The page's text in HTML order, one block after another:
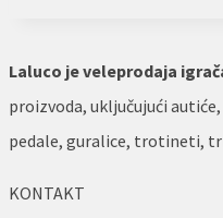
Laluco je veleprodaja
proizvoda, uključujući
pedale, guralice, trotineti,
KONTAKT